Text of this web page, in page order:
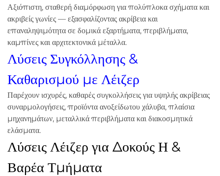
Αξιόπιστη, σταθερή διαμόρφωση για πολύπλοκα σχήματα και
ακριβείς γωνίες — εξασφαλίζοντας ακρίβεια και
επαναληψιμότητα σε δομικά εξαρτήματα, περιβλήματα,
καμπίνες και αρχιτεκτονικά μέταλλα.
Λύσεις Συγκόλλησης &
Καθαρισμού με Λέιζερ
Παρέχουν ισχυρές, καθαρές συγκολλήσεις για υψηλής ακρίβειας
συναρμολογήσεις, προϊόντα ανοξείδωτου χάλυβα, πλαίσια
μηχανημάτων, μεταλλικά περιβλήματα και διακοσμητικά
ελάσματα.
Λύσεις Λέιζερ για Δοκούς Η &
Βαρέα Τμήματα